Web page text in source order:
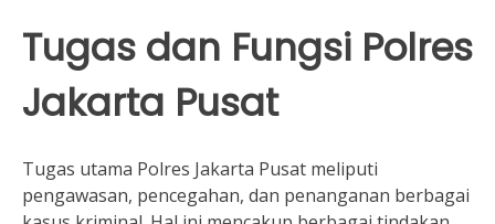
Tugas dan Fungsi Polres
Jakarta Pusat
Tugas utama Polres Jakarta Pusat meliputi
pengawasan, pencegahan, dan penanganan berbagai